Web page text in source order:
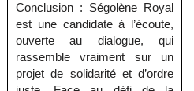
Conclusion : Ségolène Royal
est une candidate à l’écoute,
ouverte au dialogue, qui
rassemble vraiment sur un
projet de solidarité et d’ordre